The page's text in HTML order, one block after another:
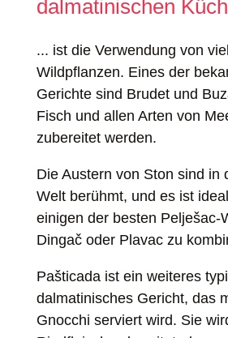
dalmatinischen
... ist die Verwendung von
Wildpflanzen. Eines der
Gerichte sind Brudet und
Fisch und allen Arten von
zubereitet werden.
Die Austern von Ston sind in
Welt berühmt, und es ist
einigen der besten Pelješac-
Dingač oder Plavac zu
Pašticada ist ein weiteres
dalmatinisches Gericht, das
Gnocchi serviert wird. Sie